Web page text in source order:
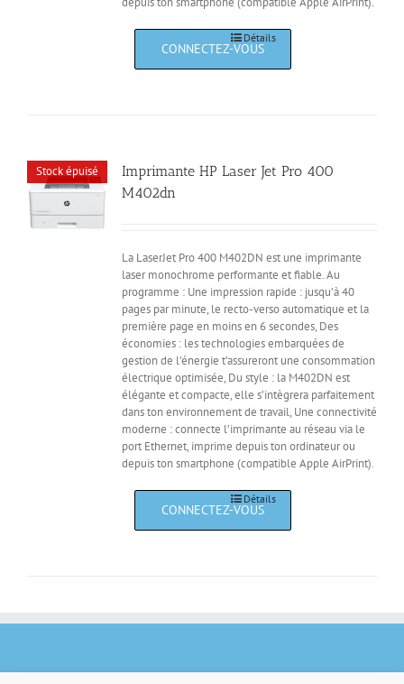
Détails
Stock épuisé
Imprimante HP Laser Jet Pro 400
M402dn
La LaserJet Pro 400 M402DN est une imprimante
laser monochrome performante et fiable. Au
programme : Une impression rapide : jusqu’à 40
pages par minute, le recto-verso automatique et la
première page en moins en 6 secondes, Des
économies : les technologies embarquées de
gestion de l’énergie t’assureront une consommation
électrique optimisée, Du style : la M402DN est
élégante et compacte, elle s’intègrera parfaitement
dans ton environnement de travail, Une connectivité
moderne : connecte l’imprimante au réseau via le
port Ethernet, imprime depuis ton ordinateur ou
depuis ton smartphone (compatible Apple AirPrint).
Détails